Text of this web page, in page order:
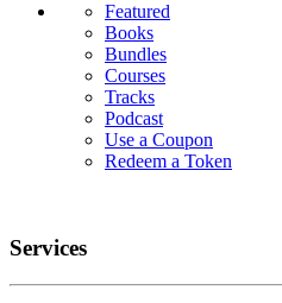
Featured
Books
Bundles
Courses
Tracks
Podcast
Use a Coupon
Redeem a Token
Services